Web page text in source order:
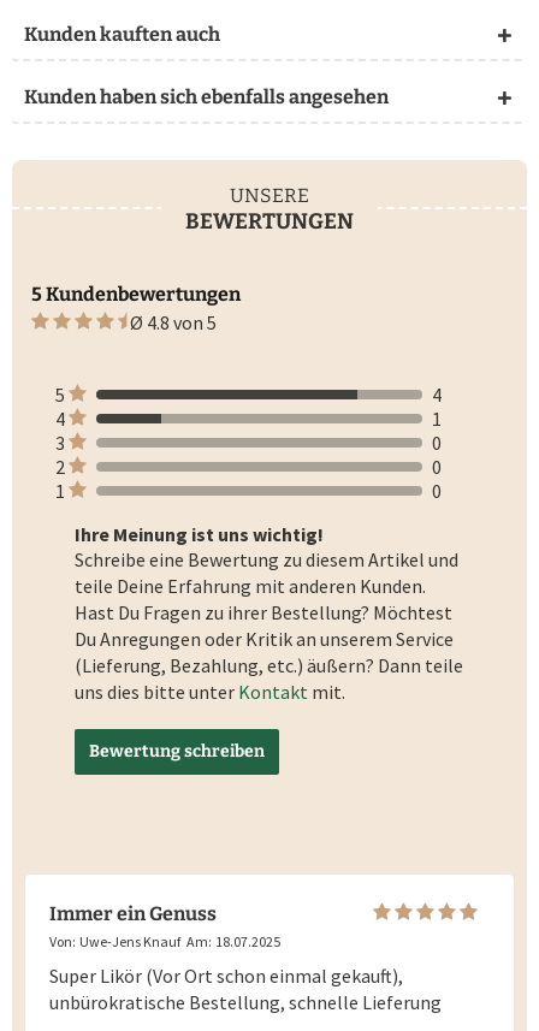
Kunden kauften auch
Kunden haben sich ebenfalls angesehen
UNSERE
BEWERTUNGEN
5 Kundenbewertungen
Ø 4.8 von 5
5
4
4
1
3
0
2
0
1
0
Ihre Meinung ist uns wichtig!
Schreibe eine Bewertung zu diesem Artikel und
teile Deine Erfahrung mit anderen Kunden.
Hast Du Fragen zu ihrer Bestellung? Möchtest
Du Anregungen oder Kritik an unserem Service
(Lieferung, Bezahlung, etc.) äußern? Dann teile
uns dies bitte unter Kontakt mit.
Bewertung schreiben
Immer ein Genuss
Von: Uwe-Jens Knauf Am: 18.07.2025
Super Likör (Vor Ort schon einmal gekauft),
unbürokratische Bestellung, schnelle Lieferung